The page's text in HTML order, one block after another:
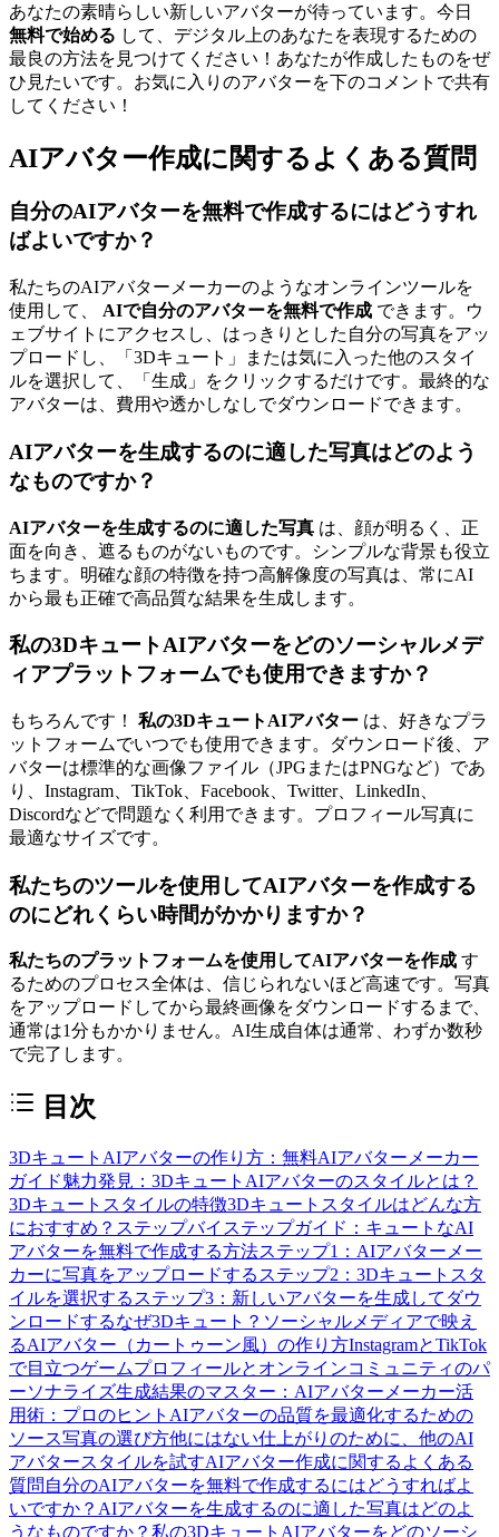
あなたの素晴らしい新しいアバターが待っています。今日
無料で始める して、デジタル上のあなたを表現するための
最良の方法を見つけてください！あなたが作成したものをぜ
ひ見たいです。お気に入りのアバターを下のコメントで共有
してください！
AIアバター作成に関するよくある質問
自分のAIアバターを無料で作成するにはどうすれ
ばよいですか？
私たちのAIアバターメーカーのようなオンラインツールを
使用して、 AIで自分のアバターを無料で作成 できます。ウ
ェブサイトにアクセスし、はっきりとした自分の写真をアッ
プロードし、「3Dキュート」または気に入った他のスタイ
ルを選択して、「生成」をクリックするだけです。最終的な
アバターは、費用や透かしなしでダウンロードできます。
AIアバターを生成するのに適した写真はどのよう
なものですか？
AIアバターを生成するのに適した写真 は、顔が明るく、正
面を向き、遮るものがないものです。シンプルな背景も役立
ちます。明確な顔の特徴を持つ高解像度の写真は、常にAI
から最も正確で高品質な結果を生成します。
私の3DキュートAIアバターをどのソーシャルメデ
ィアプラットフォームでも使用できますか？
もちろんです！ 私の3DキュートAIアバター は、好きなプラ
ットフォームでいつでも使用できます。ダウンロード後、ア
バターは標準的な画像ファイル（JPGまたはPNGなど）であ
り、Instagram、TikTok、Facebook、Twitter、LinkedIn、
Discordなどで問題なく利用できます。プロフィール写真に
最適なサイズです。
私たちのツールを使用してAIアバターを作成する
のにどれくらい時間がかかりますか？
私たちのプラットフォームを使用してAIアバターを作成 す
るためのプロセス全体は、信じられないほど高速です。写真
をアップロードしてから最終画像をダウンロードするまで、
通常は1分もかかりません。AI生成自体は通常、わずか数秒
で完了します。
目次
3DキュートAIアバターの作り方：無料AIアバターメーカー
ガイド魅力発見：3DキュートAIアバターのスタイルとは？
3Dキュートスタイルの特徴3Dキュートスタイルはどんな方
におすすめ？ ステップバイステップガイド：キュートなAI
アバターを無料で作成する方法ステップ1：AIアバターメー
カーに写真をアップロードする ステップ2：3Dキュートスタ
イルを選択する ステップ3：新しいアバターを生成してダウ
ンロードするなぜ3Dキュート？ソーシャルメディアで映え
るAIアバター（カートゥーン風）の作り方InstagramとTikTok
で目立つゲームプロフィールとオンラインコミュニティのパ
ーソナライズ生成結果のマスター：AIアバターメーカー活
用術：プロのヒント AIアバターの品質を最適化するための
ソース写真の選び方他にはない仕上がりのために、他のAI
アバタースタイルを試すAIアバター作成に関するよくある
質問 自分のAIアバターを無料で作成するにはどうすればよ
いですか？ AIアバターを生成するのに適した写真はどのよ
うなものですか？ 私の3DキュートAIアバターをどのソーシ